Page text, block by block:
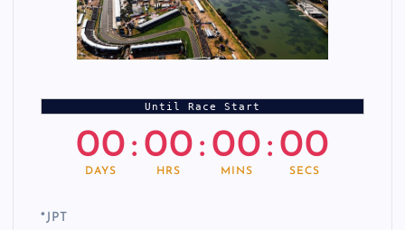
Until Race Start
00
DAYS
: 00
HRS
: 00
MINS
: 00
SECS
* JPT